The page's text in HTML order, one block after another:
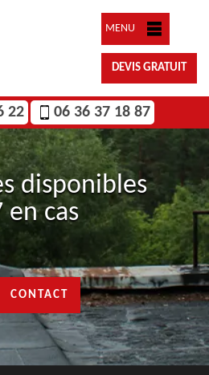
MENU
DEVIS GRATUIT
22 06 36 37 18 87
disponibles
cas
CONTACT